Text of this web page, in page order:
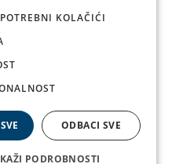
KOLAČIĆI
ODBACI SVE
PODROBNOSTI